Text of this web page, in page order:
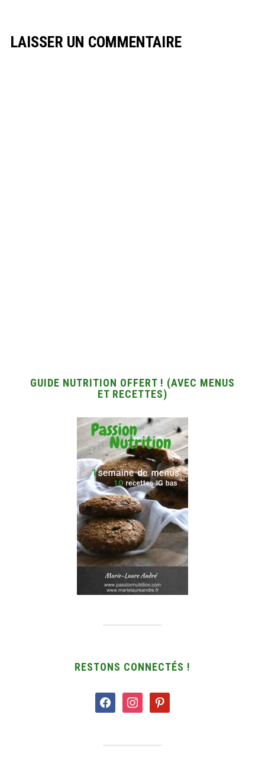
LAISSER UN COMMENTAIRE
GUIDE NUTRITION OFFERT ! (AVEC MENUS
ET RECETTES)
RESTONS CONNECTÉS !
facebookinstagrampinterest